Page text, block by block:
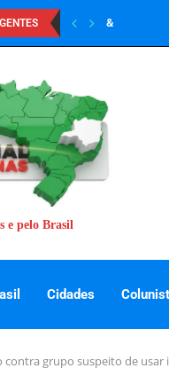
&
e pelo Brasil
Cidades
contra grupo suspeito de